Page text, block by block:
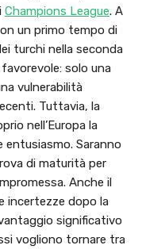
Champions League. A
un primo tempo di
turchi nella seconda
solo una
vulnerabilità
Tuttavia, la
nell’Europa la
Saranno
di maturità per
Anche il
incertezze dopo la
significativo
vogliono tornare tra